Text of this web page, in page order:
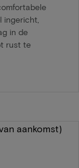
ingericht,
in de
rust te